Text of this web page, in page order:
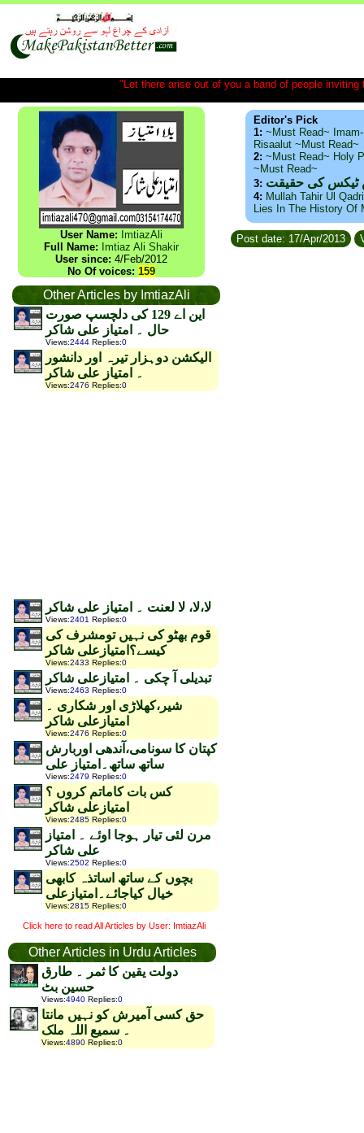
"Let there arise out of you a band of people
User Name: ImtiazAli
Full Name: Imtiaz Ali Shakir
User since: 4/Feb/2012
No Of voices: 159
Other Articles by ImtiazAli
این اے 129 کی دلچسپ صورت
حال ۔ امتیاز علی شاکر
Views:2444 Replies:0
الیکشن دوہزار تیرہ اور دانشور
۔ امتیاز علی شاکر
Views:2476 Replies:0
لا،لا، لا لعنت ۔ امتیاز علی شاکر
Views:2401 Replies:0
قوم بھٹو کی نہیں تومشرف کی
کیسے؟امتیازعلی شاکر
Views:2433 Replies:0
تبدیلی آ چکی ۔ امتیازعلی شاکر
Views:2463 Replies:0
شیر،کھلاڑی اور شکاری ۔
امتیازعلی شاکر
Views:2476 Replies:0
کپتان کا سونامی،آندھی اوربارش
ساتھ ساتھ۔امتیاز علی
Views:2479 Replies:0
کس بات کاماتم کروں ؟
امتیازعلی شاکر
Views:2485 Replies:0
مرن لئی تیار ہوجا اوئے ۔ امتیاز
علی شاکر
Views:2502 Replies:0
بچوں کے ساتھ اساتذہ کابھی
خیال کیاجائے۔امتیازعلی
Views:2815 Replies:0
Click here to read All Articles by User: ImtiazAli
Other Articles in Urdu Articles
دولت یقین کا ثمر ۔ طارق
حسین بٹ
Views:4940 Replies:0
حق کسی آمیرش کو نہیں مانتا
۔ سمیع اللہ ملک
Views:4890 Replies:0
Editor's Pick
1: ~Must Read~
Risaalut ~Must Read~
2: ~Must Read~ Holy
~Must Read~
3: ٹیکس کی حقیقت
4: Mullah Tahir Ul
Lies In The History Of
Post date: 17/Apr/2013